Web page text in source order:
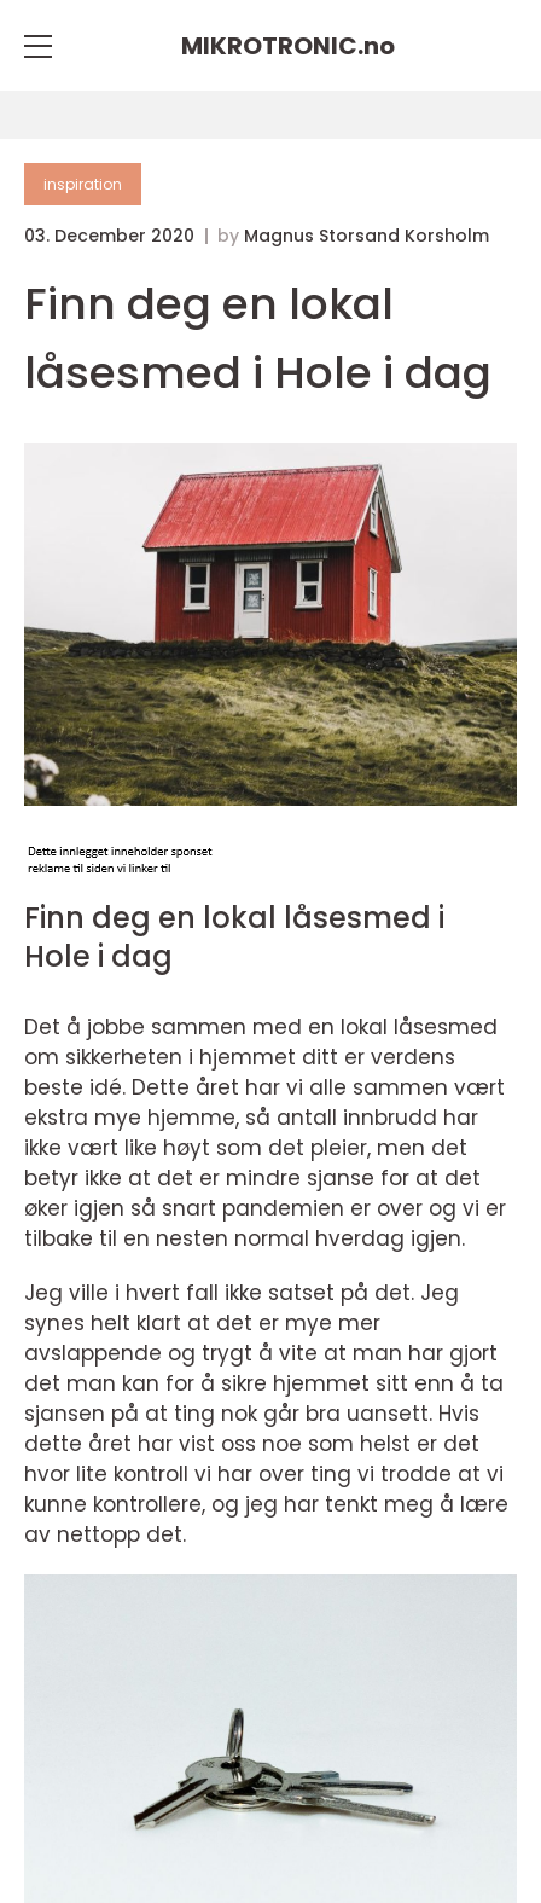
MIKROTRONIC.no
inspiration
03. December 2020 by Magnus Storsand Korsholm
Finn deg en lokal
låsesmed i Hole i dag
Finn deg en lokal låsesmed i
Hole i dag
Det å jobbe sammen med en lokal låsesmed
om sikkerheten i hjemmet ditt er verdens
beste idé. Dette året har vi alle sammen vært
ekstra mye hjemme, så antall innbrudd har
ikke vært like høyt som det pleier, men det
betyr ikke at det er mindre sjanse for at det
øker igjen så snart pandemien er over og vi er
tilbake til en nesten normal hverdag igjen.
Jeg ville i hvert fall ikke satset på det. Jeg
synes helt klart at det er mye mer
avslappende og trygt å vite at man har gjort
det man kan for å sikre hjemmet sitt enn å ta
sjansen på at ting nok går bra uansett. Hvis
dette året har vist oss noe som helst er det
hvor lite kontroll vi har over ting vi trodde at vi
kunne kontrollere, og jeg har tenkt meg å lære
av nettopp det.